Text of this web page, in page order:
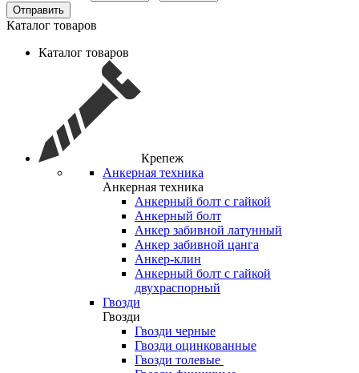
Отправить
Каталог товаров
Каталог товаров
Крепеж
Анкерная техника
Анкерная техника
Анкерный болт с гайкой
Анкерный болт
Анкер забивной латунный
Анкер забивной цанга
Анкер-клин
Анкерный болт с гайкой
двухраспорный
Гвозди
Гвозди
Гвозди черные
Гвозди оцинкованные
Гвозди толевые